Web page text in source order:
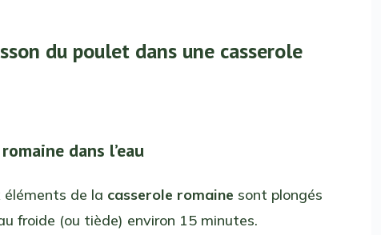
du poulet dans une casserole
dans l’eau
de la casserole romaine sont plongés
froide (ou tiède) environ 15 minutes.